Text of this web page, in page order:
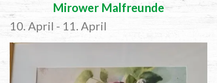
Mirower Malfreunde
10. April - 11. April